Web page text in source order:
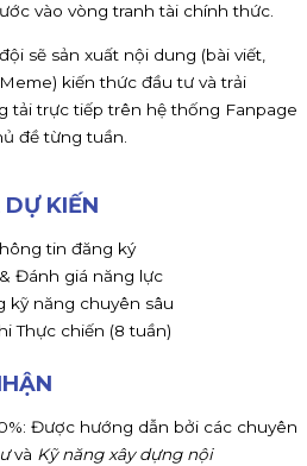
vào vòng tranh tài chính thức.
sẽ sản xuất nội dung (bài viết,
kiến thức đầu tư và trải
tải trực tiếp trên hệ thống Fanpage
đề từng tuần.
KIẾN
tin đăng ký
Đánh giá năng lực
kỹ năng chuyên sâu
Thực chiến (8 tuần)
Được hướng dẫn bởi các chuyên
và Kỹ năng xây dựng nội